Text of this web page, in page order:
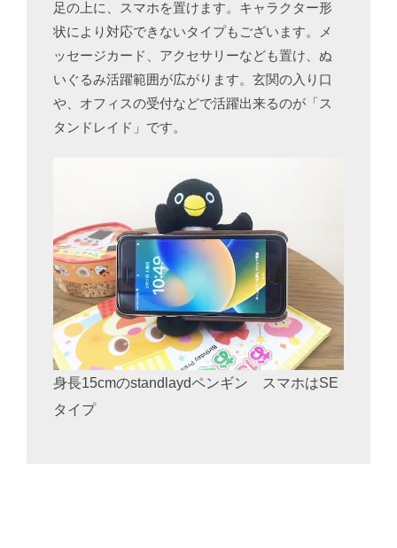
足の上に、スマホを置けます。キャラクター形
状により対応できないタイプもございます。メ
ッセージカード、アクセサリーなども置け、ぬ
いぐるみ活躍範囲が広がります。玄関の入り口
や、オフィスの受付などで活躍出来るのが「ス
タンドレイド」です。
身長15cmのstandlaydペンギン スマホはSE
タイプ